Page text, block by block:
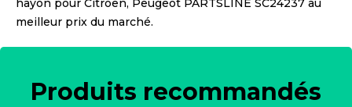
hayon pour Citroën, Peugeot PARTSLINE SC24237 au
meilleur prix du marché.
Produits recommandés